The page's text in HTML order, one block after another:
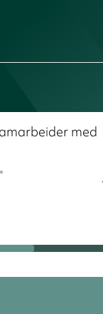
med